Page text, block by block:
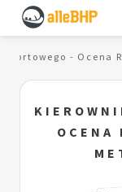
- Ocena
OCENA